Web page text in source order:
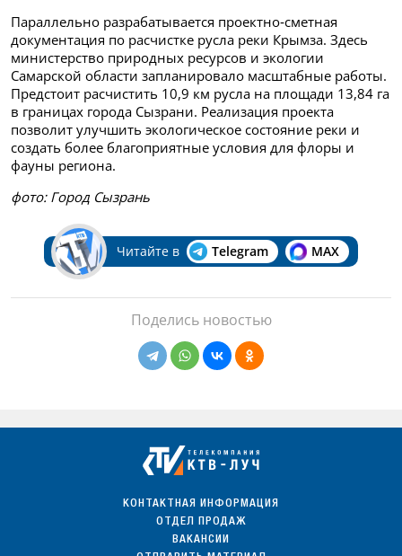
Параллельно разрабатывается проектно‑сметная
документация по расчистке русла реки Крымза. Здесь
министерство природных ресурсов и экологии
Самарской области запланировало масштабные работы.
Предстоит расчистить 10,9 км русла на площади 13,84 га
в границах города Сызрани. Реализация проекта
позволит улучшить экологическое состояние реки и
создать более благоприятные условия для флоры и
фауны региона.
фото: Город Сызрань
Читайте в Telegram MAX
Поделись новостью
КОНТАКТНАЯ ИНФОРМАЦИЯ
ОТДЕЛ ПРОДАЖ
ВАКАНСИИ